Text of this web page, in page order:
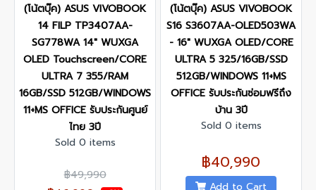
(โน้ตบุ๊ค) ASUS VIVOBOOK
14 FILP TP3407AA-
SG778WA 14" WUXGA
OLED Touchscreen/CORE
ULTRA 7 355/RAM
16GB/SSD 512GB/WINDOWS
11+MS OFFICE รับประกันศูนย์
ไทย 3ปี
Sold 0 items
฿49,990
(โน้ตบุ๊ค) ASUS VIVOBOOK
S16 S3607AA-OLED503WA
- 16" WUXGA OLED/CORE
ULTRA 5 325/16GB/SSD
512GB/WINDOWS 11+MS
OFFICE รับประกันซ่อมฟรีถึง
บ้าน 3ปี
Sold 0 items
฿40,990
Add to Cart